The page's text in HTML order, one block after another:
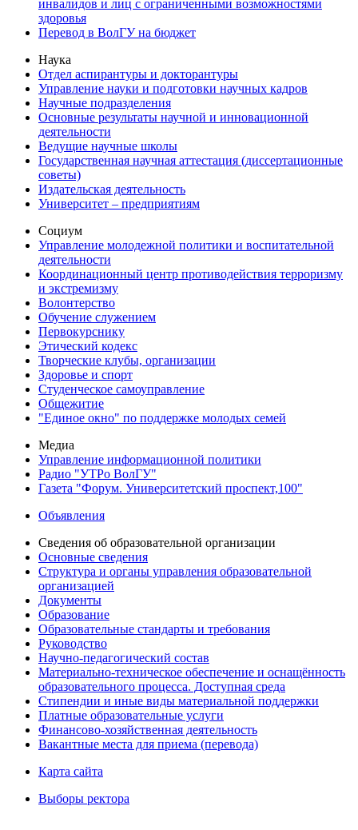
инвалидов и лиц с ограниченными возможностями
здоровья
Перевод в ВолГУ на бюджет
Наука
Отдел аспирантуры и докторантуры
Управление науки и подготовки научных кадров
Научные подразделения
Основные результаты научной и инновационной
деятельности
Ведущие научные школы
Государственная научная аттестация (диссертационные
советы)
Издательская деятельность
Университет – предприятиям
Социум
Управление молодежной политики и воспитательной
деятельности
Координационный центр противодействия терроризму
и экстремизму
Волонтерство
Обучение служением
Первокурснику
Этический кодекс
Творческие клубы, организации
Здоровье и спорт
Студенческое самоуправление
Общежитие
"Единое окно" по поддержке молодых семей
Медиа
Управление информационной политики
Радио "УТРо ВолГУ"
Газета "Форум. Университетский проспект,100"
Объявления
Сведения об образовательной организации
Основные сведения
Структура и органы управления образовательной
организацией
Документы
Образование
Образовательные стандарты и требования
Руководство
Научно-педагогический состав
Материально-техническое обеспечение и оснащённость
образовательного процесса. Доступная среда
Стипендии и иные виды материальной поддержки
Платные образовательные услуги
Финансово-хозяйственная деятельность
Вакантные места для приема (перевода)
Карта сайта
Выборы ректора